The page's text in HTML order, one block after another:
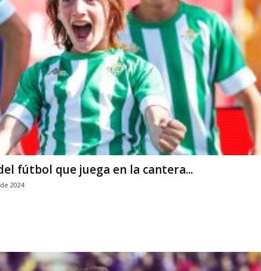
fútbol que juega en la cantera...
2024